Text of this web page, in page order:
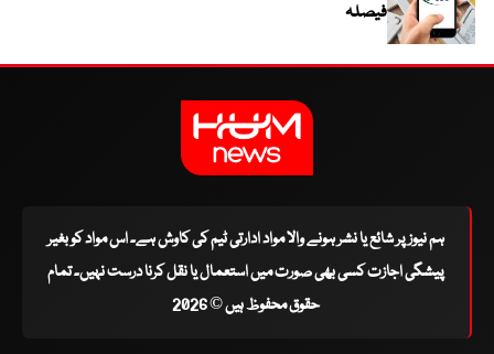
فیصلہ
ہم نیوز پر شائع یا نشر ہونے والا مواد ادارتی ٹیم کی کاوش ہے۔ اس مواد کو بغیر
پیشگی اجازت کسی بھی صورت میں استعمال یا نقل کرنا درست نہیں۔ تمام
حقوق محفوظ ہیں © 2026